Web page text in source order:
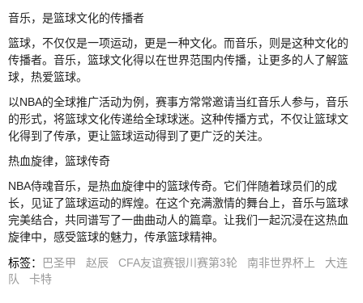
音乐，是篮球文化的传播者
篮球，不仅仅是一项运动，更是一种文化。而音乐，则是这种文化的
传播者。音乐，篮球文化得以在世界范围内传播，让更多的人了解篮
球，热爱篮球。
以NBA的全球推广活动为例，赛事方常常邀请当红音乐人参与，音乐
的形式，将篮球文化传递给全球球迷。这种传播方式，不仅让篮球文
化得到了传承，更让篮球运动得到了更广泛的关注。
热血旋律，篮球传奇
NBA侍魂音乐，是热血旋律中的篮球传奇。它们伴随着球员们的成
长，见证了篮球运动的辉煌。在这个充满激情的舞台上，音乐与篮球
完美结合，共同谱写了一曲曲动人的篇章。让我们一起沉浸在这热血
旋律中，感受篮球的魅力，传承篮球精神。
标签： 巴圣甲 赵辰 CFA友谊赛银川赛第3轮 南非世界杯上
大连
队
卡特